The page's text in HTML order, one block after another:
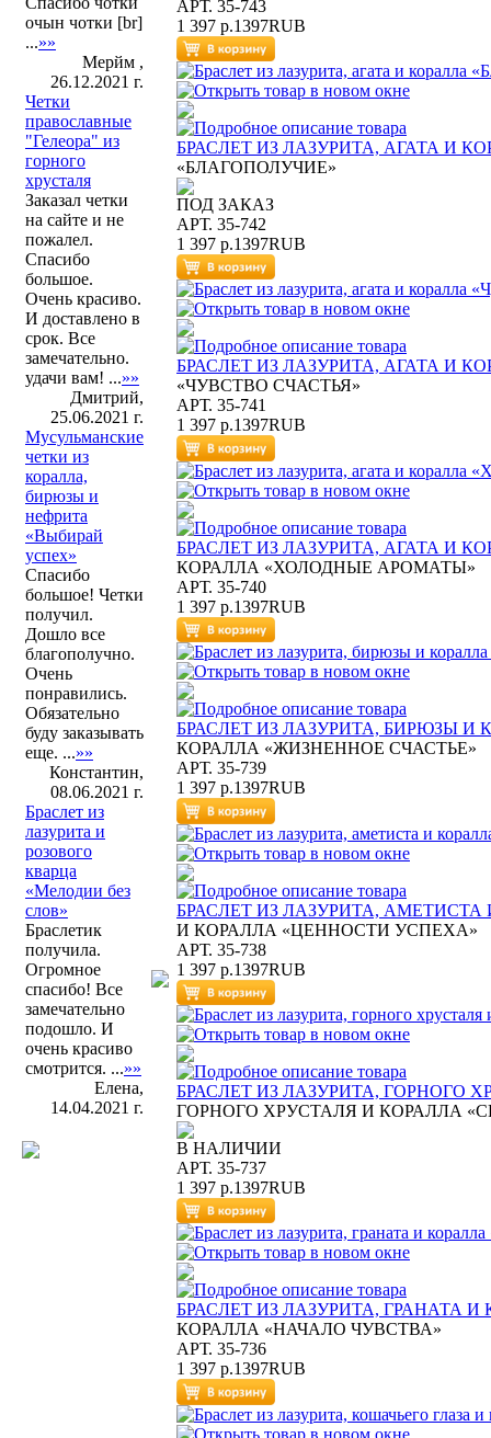
очын чотки [br]
...»»
Мерйм ,
26.12.2021 г.
Четки
православные
"Гелеора" из
горного
хрусталя
Заказал четки
на сайте и не
пожалел.
Спасибо
большое.
Очень красиво.
И доставлено в
срок. Все
замечательно.
удачи вам! ...»»
Дмитрий,
25.06.2021 г.
Мусульманские
четки из
коралла,
бирюзы и
нефрита
«Выбирай
успех»
Спасибо
большое! Четки
получил.
Дошло все
благополучно.
Очень
понравились.
Обязательно
буду заказывать
еще. ...»»
Константин,
08.06.2021 г.
Браслет из
лазурита и
розового
кварца
«Мелодии без
слов»
Браслетик
получила.
Огромное
спасибо! Все
замечательно
подошло. И
очень красиво
смотрится. ...»»
Елена,
14.04.2021 г.
АРТ. 35-743
1 397 р.1397RUB
БРАСЛЕТ ИЗ ЛАЗУРИТА, АГАТА И
«БЛАГОПОЛУЧИЕ»
ПОД ЗАКАЗ
АРТ. 35-742
1 397 р.1397RUB
БРАСЛЕТ ИЗ ЛАЗУРИТА, АГАТА И
«ЧУВСТВО СЧАСТЬЯ»
АРТ. 35-741
1 397 р.1397RUB
БРАСЛЕТ ИЗ ЛАЗУРИТА, АГАТА И
КОРАЛЛА «ХОЛОДНЫЕ АРОМАТЫ»
АРТ. 35-740
1 397 р.1397RUB
БРАСЛЕТ ИЗ ЛАЗУРИТА, БИРЮЗЫ И
КОРАЛЛА «ЖИЗНЕННОЕ СЧАСТЬЕ»
АРТ. 35-739
1 397 р.1397RUB
БРАСЛЕТ ИЗ ЛАЗУРИТА,
И КОРАЛЛА «ЦЕННОСТИ УСПЕХА»
АРТ. 35-738
1 397 р.1397RUB
БРАСЛЕТ ИЗ ЛАЗУРИТА, ГОРНОГО
ГОРНОГО ХРУСТАЛЯ И КОРАЛЛА
В НАЛИЧИИ
АРТ. 35-737
1 397 р.1397RUB
БРАСЛЕТ ИЗ ЛАЗУРИТА, ГРАНАТА
КОРАЛЛА «НАЧАЛО ЧУВСТВА»
АРТ. 35-736
1 397 р.1397RUB